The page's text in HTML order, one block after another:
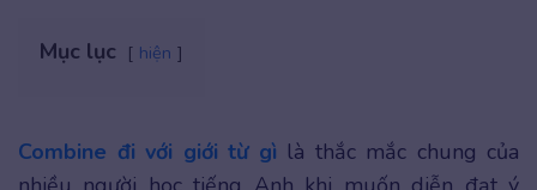
Mục lục hiện
Combine đi với giới từ gì là thắc mắc chung của